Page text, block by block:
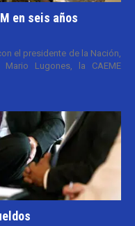
en seis años
el presidente de la Nación,
Lugones, la CAEME